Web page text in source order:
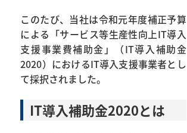
このたび、当社は令和元年度補正予算
による「サービス等生産性向上IT導入
支援事業費補助金」（IT導入補助金
2020）におけるIT導入支援事業者とし
て採択されました。
IT導入補助金2020とは